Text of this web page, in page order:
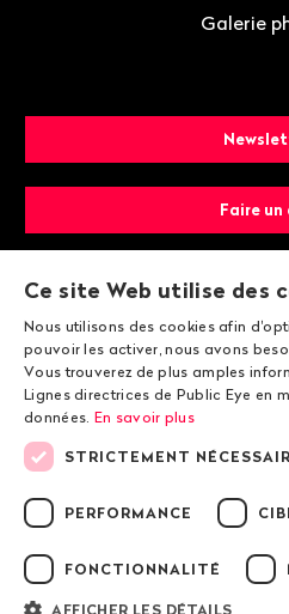
Galerie
Faire un
Devenir
© 2026
Mentions
Lignes directrices de
Ce site Web utilise des
Nous utilisons des cookies afin
pouvoir les activer, nous avons
Vous trouverez de plus amples
Lignes directrices de Public Eye en
données. En savoir plus
STRICTEMENT
PERFORMANCE
FONCTIONNALITÉ
AFFICHER LES DÉTAILS